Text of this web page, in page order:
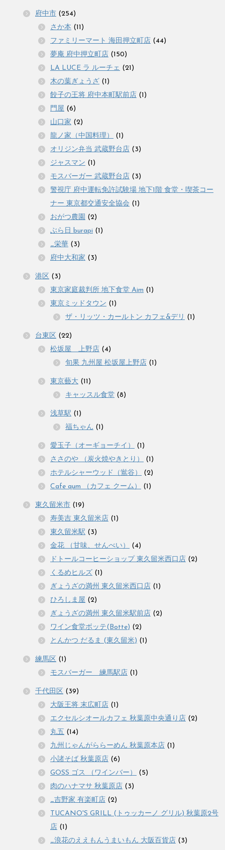
府中市 (254)
さか本 (11)
ファミリーマート 海田押立町店 (44)
夢庵 府中押立町店 (150)
LA LUCE ラ ルーチェ (21)
木の葉ぎょうざ (1)
餃子の王将 府中本町駅前店 (1)
門屋 (6)
山口家 (2)
龍ノ家（中国料理）
(1)
オリジン弁当 武蔵野台店 (3)
ジャスマン (1)
モスバーガー 武蔵野台店 (3)
警視庁 府中運転免許試験場 地下1階 食堂・喫茶コー
ナー 東京都交通安全協会 (1)
おがつ農園 (2)
ぶら日 burapi (1)
_栄華 (3)
府中大和家 (3)
港区 (3)
東京家庭裁判所 地下食堂 Aim (1)
東京ミッドタウン (1)
ザ・リッツ・カールトン カフェ&デリ (1)
台東区 (22)
松坂屋 上野店 (4)
旬果 九州屋 松坂屋上野店 (1)
東京藝大 (11)
キャッスル食堂 (8)
浅草駅 (1)
福ちゃん (1)
愛玉子（オーギョーチイ）
(1)
ささのや （炭火焼やきとり）
(1)
ホテルシャーウッド（鴬谷）
(2)
Cafe qum （カフェ クーム）
(1)
東久留米市 (19)
寿美吉 東久留米店 (1)
東久留米駅 (3)
金花 （甘味、せんべい）
(4)
ドトールコーヒーショップ 東久留米西口店 (2)
くるめヒルズ (1)
ぎょうざの満州 東久留米西口店 (1)
ひろしま屋 (2)
ぎょうざの満州 東久留米駅前店 (2)
ワイン食堂ボッテ(Botte) (2)
とんかつ だるま (東久留米) (1)
練馬区 (1)
モスバーガー 練馬駅店 (1)
千代田区 (39)
大阪王将 末広町店 (1)
エクセルシオールカフェ 秋葉原中央通り店 (2)
丸五 (14)
九州じゃんがららーめん 秋葉原本店 (1)
小諸そば 秋葉原店 (6)
GOSS ゴス （ワインバー）
(5)
肉のハナマサ 秋葉原店 (3)
_吉野家 有楽町店 (2)
TUCANO'S GRILL (トゥッカーノ グリル) 秋葉原2号
店 (1)
_浪花のええもんうまいもん 大阪百貨店 (3)